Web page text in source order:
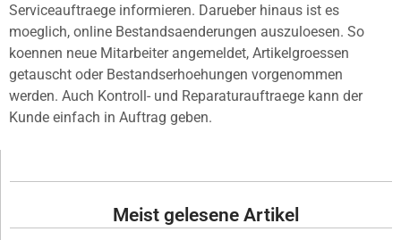
Serviceauftraege informieren. Darueber hinaus ist es
moeglich, online Bestandsaenderungen auszuloesen. So
koennen neue Mitarbeiter angemeldet, Artikelgroessen
getauscht oder Bestandserhoehungen vorgenommen
werden. Auch Kontroll- und Reparaturauftraege kann der
Kunde einfach in Auftrag geben.
Meist gelesene Artikel